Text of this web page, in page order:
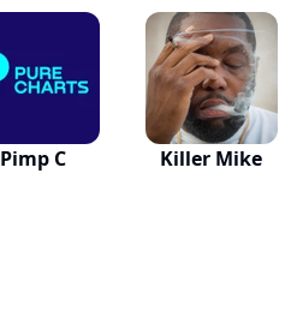
Pimp C Killer Mike